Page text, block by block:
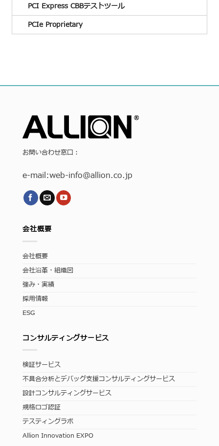
PCI Express CBBテストツール
PCIe Proprietary
お問い合わせ窓口：
e-mail:web-info@allion.co.jp
会社概要
会社概要
会社沿革・組織図
強み・実績
採用情報
ESG
コンサルティングサービス
検証サービス
不具合分析とデバッグ支援コンサルティングサービス
設計コンサルティングサービス
規格ロゴ認証
テスティングラボ
Allion Innovation EXPO